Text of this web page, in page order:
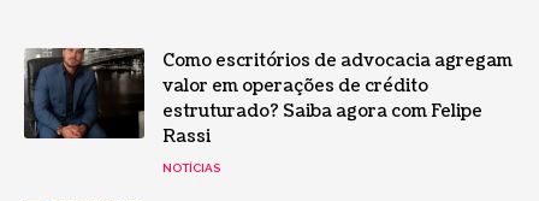
Como escritórios de advocacia agregam
valor em operações de crédito
estruturado? Saiba agora com Felipe
Rassi
NOTÍCIAS